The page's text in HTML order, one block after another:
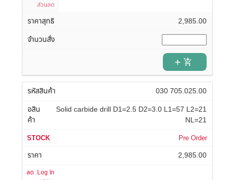
ส่วนลด
2,985.00
add_shopping_cart
030 705.025.00
Solid carbide drill D1=2.5 D2=3.0 L1=57 L2=21
NL=21
Pre Order
2,985.00
Log In